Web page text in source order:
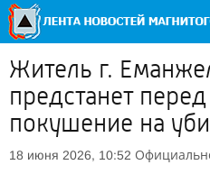
Житель г.
предстанет
покушение на
18 июня 2026, 10:52